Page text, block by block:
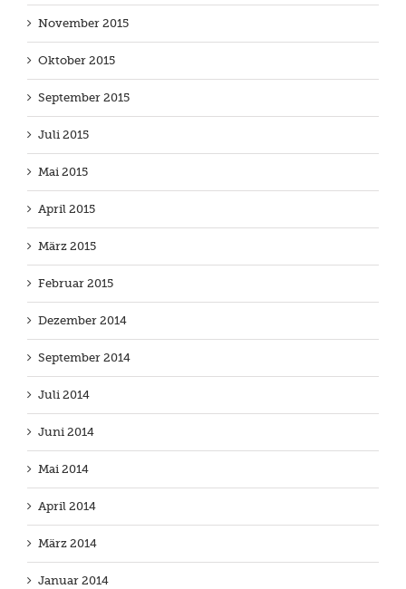
November 2015
Oktober 2015
September 2015
Juli 2015
Mai 2015
April 2015
März 2015
Februar 2015
Dezember 2014
September 2014
Juli 2014
Juni 2014
Mai 2014
April 2014
März 2014
Januar 2014